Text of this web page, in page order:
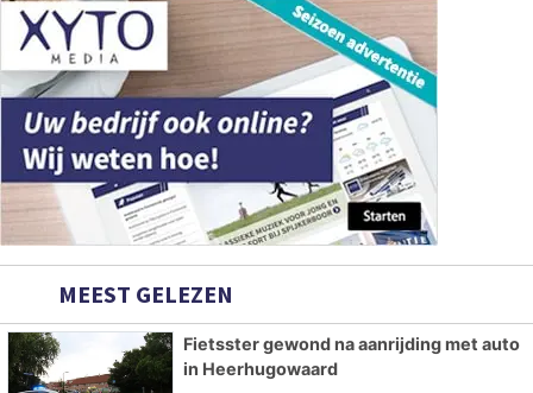
MEEST GELEZEN
Fietsster gewond na aanrijding met auto
in Heerhugowaard